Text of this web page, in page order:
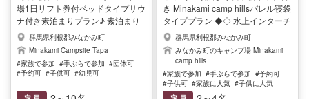
場1日リフト券付ベッドタイプサウ
ナ付き素泊まりプラン♪ 素泊まり
でリーズナブルに泊って、ノルン
水上スキー場1日リフト券を使って
ゲレンデで思う存分楽しんじゃお
う！！！ ～内容～ TAPAキャンプ
のリフト1日券付 スキー・スノー
群馬県利根郡みなかみ町
Minakami Campsite Tapa
#家族で参加 #手ぶらで参加 #団体可
#予約可 #子供可 #幼児可
き Minakami camp hillsバレル寝袋
タイププラン ◆◇ 水上インターチ
ェンジ降車より車で約2分の好立地
にあります 近隣にはNORNスキー
場 3分・奥利根スキー場 10分 ホワ
イトバレー10分 天神平15分 など
多くのゲレンデがあり、水上温泉
などの日帰り温泉も多くございま
群馬県利根郡みなかみ町
みなかみ町のキャンプ場 Minakami
camp hills
#家族で参加 #手ぶらで参加 #予約可
#子供可 #家族に人気 #子供に人気
#女性に人気